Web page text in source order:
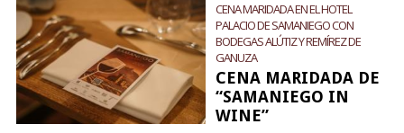
CENA MARIDADA EN EL HOTEL
PALACIO DE SAMANIEGO CON
BODEGAS ALÚTIZ Y REMÍREZ DE
GANUZA
CENA MARIDADA DE
“SAMANIEGO IN
WINE”